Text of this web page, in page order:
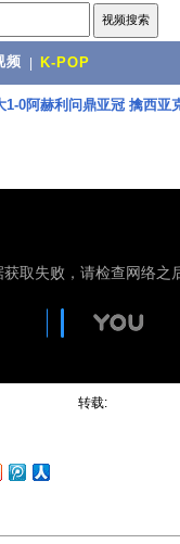
频 K-POP
1-0阿赫利问鼎亚冠 擒西亚
转载: